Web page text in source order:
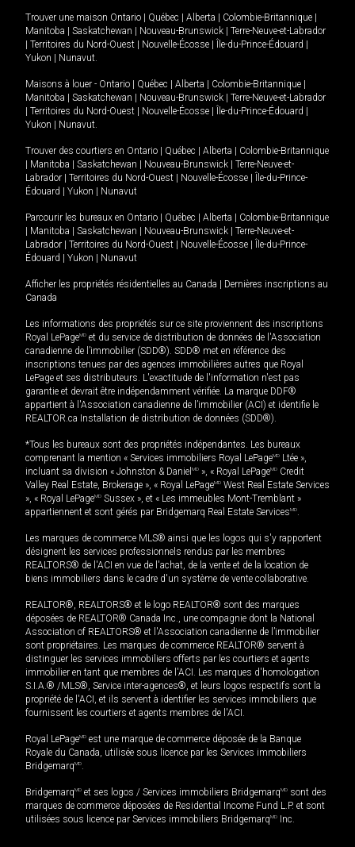
Trouver une maison Ontario Québec Alberta Colombie-Britannique
Manitoba
Saskatchewan Nouveau-Brunswick
Terre-Neuve-et-Labrador
Territoires du Nord-Ouest Nouvelle-Écosse Île-du-Prince-Édouard
Yukon
Nunavut.
Maisons à louer - Ontario Québec Alberta Colombie-Britannique
Manitoba
Saskatchewan Nouveau-Brunswick
Terre-Neuve-et-Labrador
Territoires du Nord-Ouest Nouvelle-Écosse Île-du-Prince-Édouard
Yukon
Nunavut.
Trouver des courtiers en Ontario Québec Alberta
Colombie-Britannique
Manitoba Saskatchewan Nouveau-Brunswick
Terre-Neuve-et-
Labrador
Territoires du Nord-Ouest Nouvelle-Écosse
Île-du-Prince-
Édouard
Yukon Nunavut
Parcourir les bureaux en Ontario Québec Alberta
Colombie-Britannique
Manitoba Saskatchewan Nouveau-Brunswick
Terre-Neuve-et-
Labrador
Territoires du Nord-Ouest Nouvelle-Écosse
Île-du-Prince-
Édouard
Yukon Nunavut
Afficher les propriétés résidentielles au Canada
Dernières inscriptions au
Canada
Les informations des propriétés sur ce site proviennent des inscriptions
Royal LePageMD et du service de distribution de données de l'Association
canadienne de l’immobilier (SDD®). SDD® met en référence des
inscriptions tenues par des agences immobilières autres que Royal
LePage et ses distributeurs. L'exactitude de l'information n'est pas
garantie et devrait être indépendamment vérifiée. La marque DDF®
appartient à l'Association canadienne de l’immobilier (ACI) et identifie le
REALTOR.ca Installation de distribution de données (SDD®).
*Tous les bureaux sont des propriétés indépendantes. Les bureaux
comprenant la mention « Services immobiliers Royal LePageMD Ltée »,
incluant sa division « Johnston & Daniel MD », « Royal LePageMD Credit
Valley Real Estate, Brokerage », « Royal LePageMD West Real Estate Services
», « Royal LePageMD Sussex », et « Les immeubles Mont-Tremblant »
appartiennent et sont gérés par Bridgemarq Real Estate ServicesMD.
Les marques de commerce MLS® ainsi que les logos qui s'y rapportent
désignent les services professionnels rendus par les membres
REALTORS® de l'ACI en vue de l'achat, de la vente et de la location de
biens immobiliers dans le cadre d'un système de vente collaborative.
REALTOR®, REALTORS® et le logo REALTOR® sont des marques
déposées de REALTOR® Canada Inc., une compagnie dont la National
Association of REALTORS® et l'Association canadienne de l’immobilier
sont propriétaires. Les marques de commerce REALTOR® servent à
distinguer les services immobiliers offerts par les courtiers et agents
immobilier en tant que membres de l'ACI. Les marques d'homologation
S.I.A.® /MLS®, Service inter-agences®, et leurs logos respectifs sont la
propriété de l'ACI, et ils servent à identifier les services immobiliers que
fournissent les courtiers et agents membres de l'ACI.
Royal LePageMD est une marque de commerce déposée de la Banque
Royale du Canada, utilisée sous licence par les Services immobiliers
BridgemarqMD.
BridgemarqMD et ses logos / Services immobiliers BridgemarqMD sont des
marques de commerce déposées de Residential Income Fund L.P. et sont
utilisées sous licence par Services immobiliers BridgemarqMD Inc.